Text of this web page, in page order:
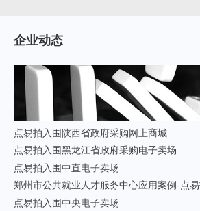
企业动态
点易拍入围陕西省政府采购网上商城
点易拍入围黑龙江省政府采购电子卖场
点易拍入围中直电子卖场
郑州市公共就业人才服务中心应用案例-点
点易拍入围中央电子卖场